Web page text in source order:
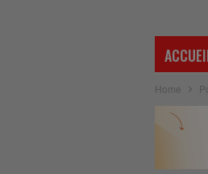
Home